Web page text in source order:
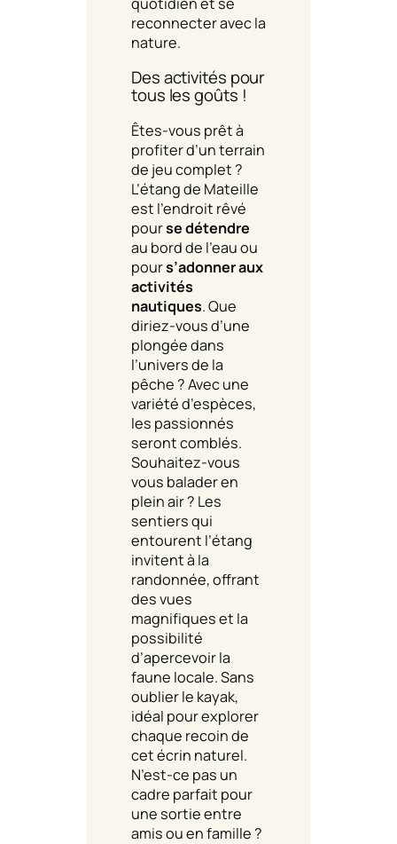
reconnecter avec la
nature.
Des activités pour
tous les goûts !
Êtes-vous prêt à
profiter d’un terrain
de jeu complet ?
L’étang de Mateille
est l’endroit rêvé
pourse détendre
au bord de l’eau ou
pours’adonner aux
activités
nautiques. Que
diriez-vous d’une
plongée dans
l’univers de la
pêche ? Avec une
variété d’espèces,
les passionnés
seront comblés.
Souhaitez-vous
vous balader en
plein air ? Les
sentiers qui
entourent l’étang
invitent à la
randonnée, offrant
des vues
magnifiques et la
possibilité
d’apercevoir la
faune locale. Sans
oublier le kayak,
idéal pour explorer
chaque recoin de
cet écrin naturel.
N’est-ce pas un
cadre parfait pour
une sortie entre
amis ou en famille ?